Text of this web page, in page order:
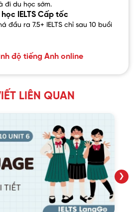
đi du học sớm.
học IELTS Cấp tốc
đầu ra 7.5+ IELTS chỉ sau 10 buổi
độ tiếng Anh online
LIÊN QUAN
❯